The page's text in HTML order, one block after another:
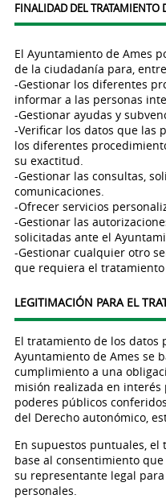
FINALIDAD DEL TRATAMIENTO
El Ayuntamiento de Ames
de la ciudadanía para,
-Gestionar los diferentes
informar a las personas
-Gestionar ayudas y
-Verificar los datos que las
los diferentes
su exactitud.
-Gestionar las consultas,
comunicaciones.
-Ofrecer servicios
-Gestionar las
solicitadas ante el
-Gestionar cualquier otro
que requiera el
LEGITIMACIÓN PARA EL
El tratamiento de los datos
Ayuntamiento de Ames se
cumplimiento a una
misión realizada en
poderes públicos
del Derecho autonómico,
En supuestos puntuales,
base al consentimiento
su representante legal
personales.